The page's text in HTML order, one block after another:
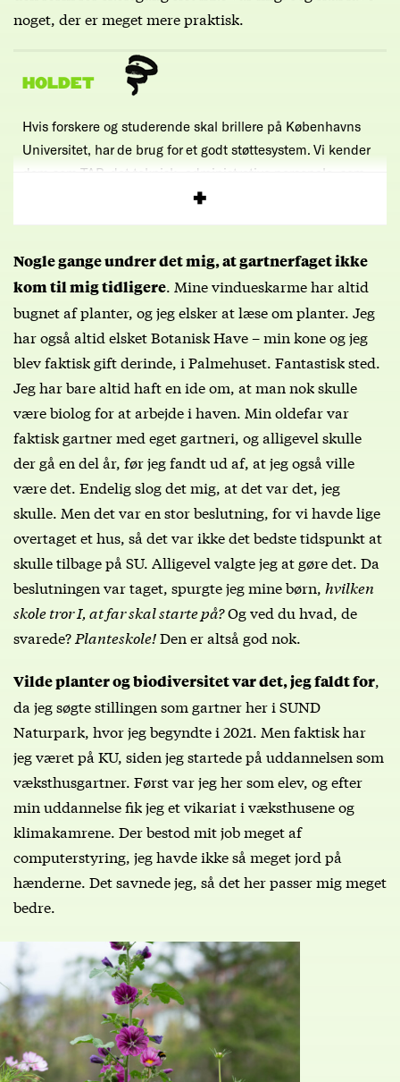
noget, der er meget mere praktisk.
HOLDET
Hvis forskere og studerende skal brillere på Københavns
Universitet, har de brug for et godt støttesystem. Vi kender
dem som TAP, det teknisk- administrative personale, som
Uniavisen hylder i denne serie, Holdet.
Nogle gange undrer det mig, at gartnerfaget ikke
kom til mig tidligere. Mine vindueskarme har altid
bugnet af planter, og jeg elsker at læse om planter. Jeg
har også altid elsket Botanisk Have – min kone og jeg
blev faktisk gift derinde, i Palmehuset. Fantastisk sted.
Jeg har bare altid haft en ide om, at man nok skulle
være biolog for at arbejde i haven. Min oldefar var
faktisk gartner med eget gartneri, og alligevel skulle
der gå en del år, før jeg fandt ud af, at jeg også ville
være det. Endelig slog det mig, at det var det, jeg
skulle. Men det var en stor beslutning, for vi havde lige
overtaget et hus, så det var ikke det bedste tidspunkt at
skulle tilbage på SU. Alligevel valgte jeg at gøre det. Da
beslutningen var taget, spurgte jeg mine børn, hvilken
skole tror I, at far skal starte på?Og ved du hvad, de
svarede? Planteskole!Den er altså god nok.
Vilde planter og biodiversitet var det, jeg faldt for,
da jeg søgte stillingen som gartner her i SUND
Naturpark, hvor jeg begyndte i 2021. Men faktisk har
jeg været på KU, siden jeg startede på uddannelsen som
væksthusgartner. Først var jeg her som elev, og efter
min uddannelse fik jeg et vikariat i væksthusene og
klimakamrene. Der bestod mit job meget af
computerstyring, jeg havde ikke så meget jord på
hænderne. Det savnede jeg, så det her passer mig meget
bedre.